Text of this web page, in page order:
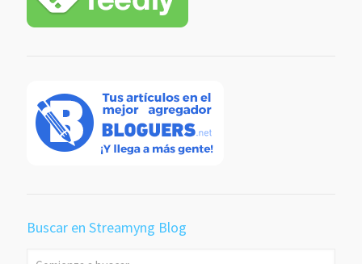
Buscar en Streamyng Blog